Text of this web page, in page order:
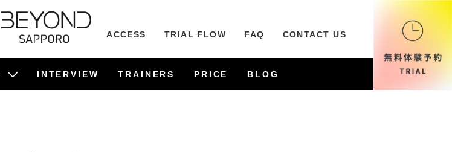
ACCESS TRIAL FLOW FAQ CONTACT US
INTERVIEW TRAINERS PRICE BLOG